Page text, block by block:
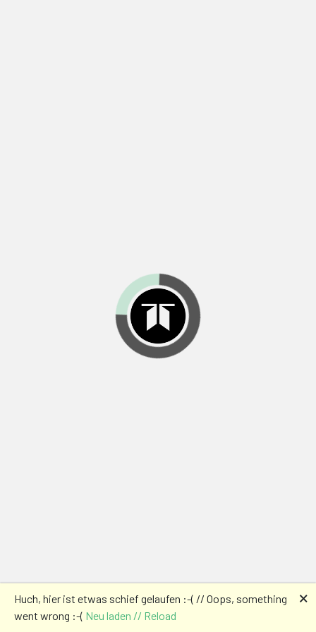
Huch, hier ist etwas schief gelaufen :-( // Oops, something
went wrong :-( Neu laden // Reload
🗙